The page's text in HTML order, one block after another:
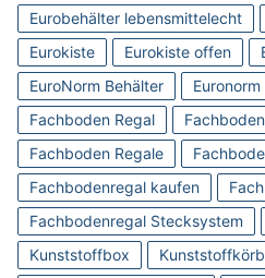
Eurobehälter lebensmittelecht
Eurokiste
Eurokiste offen
EuroNorm Behälter
Euronorm
Fachboden Regal
Fachboden Regale
Fachbodenregal kaufen
Fachbodenregal Stecksystem
Kunststoffbox